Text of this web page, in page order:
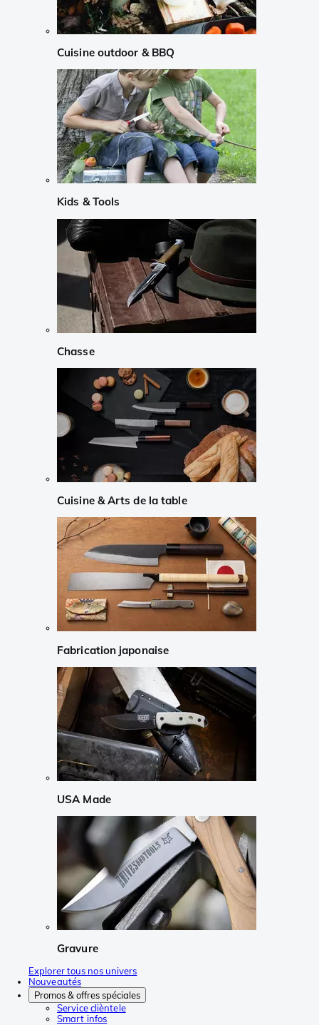
Cuisine outdoor & BBQ
Kids & Tools
Chasse
Cuisine & Arts de la table
Fabrication japonaise
USA Made
Gravure
Explorer tous nos univers
Nouveautés
Promos & offres spéciales
Service clièntele
Smart infos